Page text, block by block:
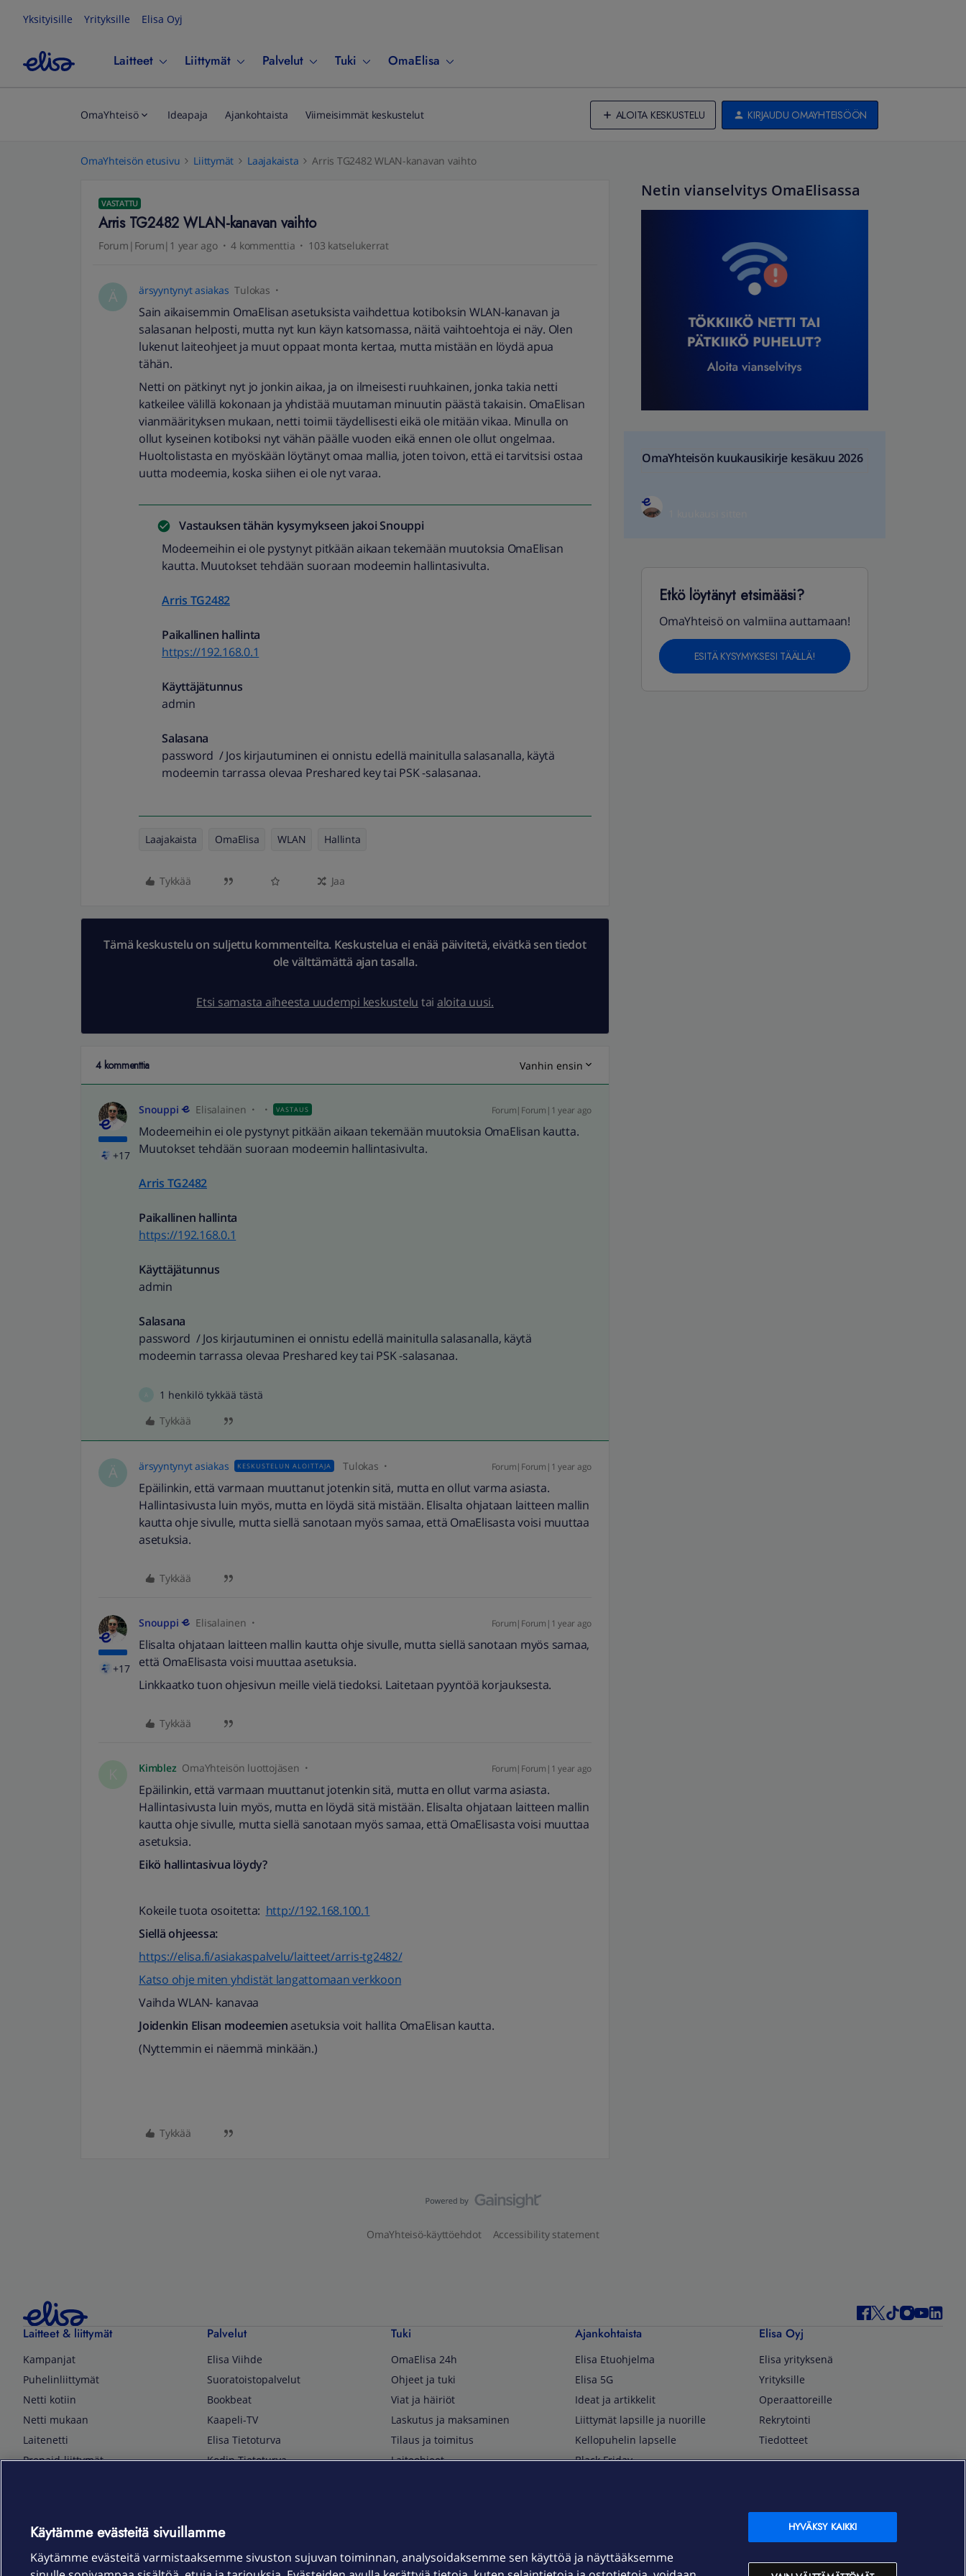
Yksityisille Yrityksille Elisa Oyj
Laitteet Liittymät Palvelut Tuki OmaElisa
OmaYhteisö Ideapaja Ajankohtaista Viimeisimmät keskustelut ALOITA KESKUSTELU KIRJAUDU OMAYHTEISÖÖN
OmaYhteisön etusivu Liittymät Laajakaista Arris TG2482 WLAN-kanavan vaihto
VASTATTU
Arris TG2482 WLAN-kanavan vaihto
Forum|Forum|1 year ago 4 kommenttia 103 katselukerrat
Ä ärsyyntynyt asiakas Tulokas
Sain aikaisemmin OmaElisan asetuksista vaihdettua kotiboksin WLAN-kanavan ja
salasanan helposti, mutta nyt kun käyn katsomassa, näitä vaihtoehtoja ei näy. Olen
lukenut laiteohjeet ja muut oppaat monta kertaa, mutta mistään en löydä apua
tähän.
Netti on pätkinyt nyt jo jonkin aikaa, ja on ilmeisesti ruuhkainen, jonka takia netti
katkeilee välillä kokonaan ja yhdistää muutaman minuutin päästä takaisin. OmaElisan
vianmäärityksen mukaan, netti toimii täydellisesti eikä ole mitään vikaa. Minulla on
ollut kyseinen kotiboksi nyt vähän päälle vuoden eikä ennen ole ollut ongelmaa.
Huoltolistasta en myöskään löytänyt omaa mallia, joten toivon, että ei tarvitsisi ostaa
uutta modeemia, koska siihen ei ole nyt varaa.
Vastauksen tähän kysymykseen jakoiSnouppi
Modeemeihin ei ole pystynyt pitkään aikaan tekemään muutoksia OmaElisan
kautta. Muutokset tehdään suoraan modeemin hallintasivulta.
Arris TG2482
Paikallinen hallinta
https://192.168.0.1
Käyttäjätunnus
admin
Salasana
password / Jos kirjautuminen ei onnistu edellä mainitulla salasanalla, käytä
modeemin tarrassa olevaa Preshared key tai PSK -salasanaa.
Laajakaista OmaElisa WLAN Hallinta
Tykkää Jaa
Tämä keskustelu on suljettu kommenteilta. Keskustelua ei enää päivitetä, eivätkä sen tiedot
ole välttämättä ajan tasalla.
Etsi samasta aiheesta uudempi keskustelu tai aloita uusi.
4 kommenttia Vanhin ensin
+17
Snouppi Elisalainen VASTAUS Forum|Forum|1 year ago
Modeemeihin ei ole pystynyt pitkään aikaan tekemään muutoksia OmaElisan kautta.
Muutokset tehdään suoraan modeemin hallintasivulta.
Arris TG2482
Paikallinen hallinta
https://192.168.0.1
Käyttäjätunnus
admin
Salasana
password / Jos kirjautuminen ei onnistu edellä mainitulla salasanalla, käytä
modeemin tarrassa olevaa Preshared key tai PSK -salasanaa.
Ä
1 henkilö tykkää tästä
Tykkää
Ä ärsyyntynyt asiakas KESKUSTELUN ALOITTAJA Tulokas Forum|Forum|1 year ago
Epäilinkin, että varmaan muuttanut jotenkin sitä, mutta en ollut varma asiasta.
Hallintasivusta luin myös, mutta en löydä sitä mistään. Elisalta ohjataan laitteen mallin
kautta ohje sivulle, mutta siellä sanotaan myös samaa, että OmaElisasta voisi muuttaa
asetuksia.
Tykkää
+17
Snouppi Elisalainen Forum|Forum|1 year ago
Elisalta ohjataan laitteen mallin kautta ohje sivulle, mutta siellä sanotaan myös samaa,
että OmaElisasta voisi muuttaa asetuksia.
Linkkaatko tuon ohjesivun meille vielä tiedoksi. Laitetaan pyyntöä korjauksesta.
Tykkää
Kimblez OmaYhteisön luottojäsen Forum|Forum|1 year ago
Epäilinkin, että varmaan muuttanut jotenkin sitä, mutta en ollut varma asiasta.
Hallintasivusta luin myös, mutta en löydä sitä mistään. Elisalta ohjataan laitteen mallin
kautta ohje sivulle, mutta siellä sanotaan myös samaa, että OmaElisasta voisi muuttaa
asetuksia.
Eikö hallintasivua löydy?
Kokeile tuota osoitetta: http://192.168.100.1
Siellä ohjeessa:
https://elisa.fi/asiakaspalvelu/laitteet/arris-tg2482/
Katso ohje miten yhdistät langattomaan verkkoon
Vaihda WLAN- kanavaa
Joidenkin Elisan modeemienasetuksia voit hallita OmaElisan kautta.
(Nyttemmin ei näemmä minkään.)
Tykkää
Netin vianselvitys OmaElisassa
OmaYhteisön kuukausikirje kesäkuu 2026
Etkö löytänyt etsimääsi?
OmaYhteisö on valmiina auttamaan!
ESITÄ KYSYMYKSESI TÄÄLLÄ!
OmaYhteisö-käyttöehdot Accessibility statement
Laitteet & liittymät
Kampanjat
Puhelinliittymät
Netti kotiin
Netti mukaan
Laitenetti
Prepaid-liittymät
TV & audio
Kodinkoneet
Palvelut
Elisa Viihde
Suoratoistopalvelut
Bookbeat
Kaapeli-TV
Elisa Tietoturva
Kodin Tietoturva
Elisa Kotiverkko
Elisa Pilvilinna
Tuki
OmaElisa 24h
Ohjeet ja tuki
Viat ja häiriöt
Laskutus ja maksaminen
Tilaus ja toimitus
Laiteohjeet
Kuuluvuuskartta
Ajankohtaista
Elisa Etuohjelma
Elisa 5G
Ideat ja artikkelit
Liittymät lapsille ja nuorille
Kellopuhelin lapselle
Black Friday
Elisa Oyj
Elisa yrityksenä
Yrityksille
Operaattoreille
Rekrytointi
Tiedotteet
OmaElisa Self Service
Moving to Finland
Elisa Corporation
Käytämme evästeitä sivuillamme
Käytämme evästeitä varmistaaksemme sivuston sujuvan toiminnan, analysoidaksemme sen käyttöä ja näyttääksemme
HYVÄKSY KAIKKI